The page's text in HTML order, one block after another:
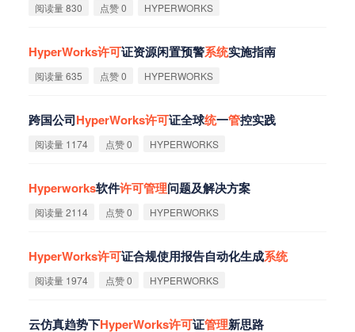
阅读量 830 点赞 0 HYPERWORKS
HyperWorks许可证资源闲置预警系统实施指南
阅读量 635 点赞 0 HYPERWORKS
跨国公司HyperWorks许可证全球统一管控实践
阅读量 1174 点赞 0 HYPERWORKS
Hyperworks软件许可管理问题及解决方案‌
阅读量 2114 点赞 0 HYPERWORKS
HyperWorks许可证合规使用报告自动化生成系统
阅读量 1974 点赞 0 HYPERWORKS
云仿真趋势下HyperWorks许可证管理新思路